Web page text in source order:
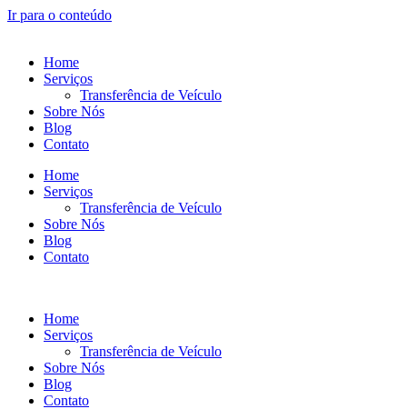
Ir para o conteúdo
Home
Serviços
Transferência de Veículo
Sobre Nós
Blog
Contato
Home
Serviços
Transferência de Veículo
Sobre Nós
Blog
Contato
Home
Serviços
Transferência de Veículo
Sobre Nós
Blog
Contato